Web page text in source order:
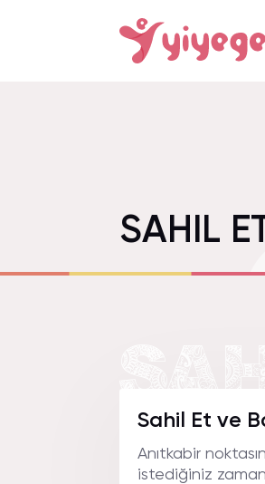
SAHIL
Sahil Et ve
Anıtkabir
istediğiniz